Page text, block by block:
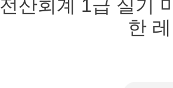
전산회계 1급 실기
한